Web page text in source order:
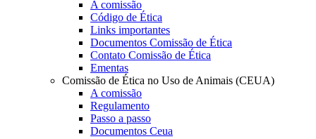
A comissão
Código de Ética
Links importantes
Documentos Comissão de Ética
Contato Comissão de Ética
Ementas
Comissão de Ética no Uso de Animais (CEUA)
A comissão
Regulamento
Passo a passo
Documentos Ceua